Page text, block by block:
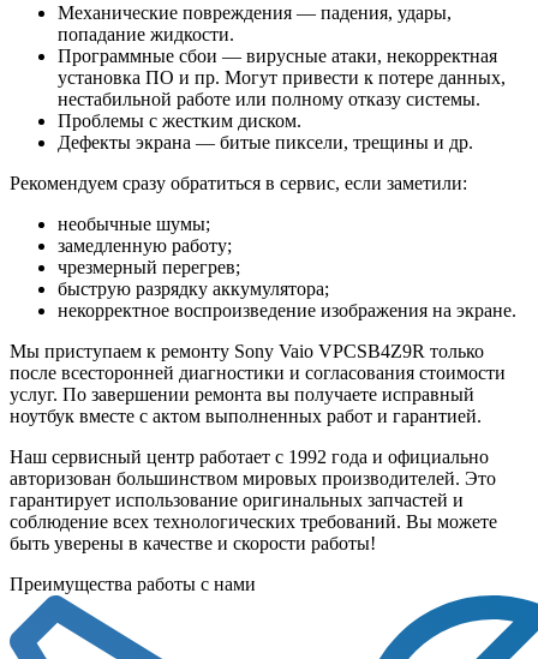
Механические повреждения — падения, удары,
попадание жидкости.
Программные сбои — вирусные атаки, некорректная
установка ПО и пр. Могут привести к потере данных,
нестабильной работе или полному отказу системы.
Проблемы с жестким диском.
Дефекты экрана — битые пиксели, трещины и др.
Рекомендуем сразу обратиться в сервис, если заметили:
необычные шумы;
замедленную работу;
чрезмерный перегрев;
быструю разрядку аккумулятора;
некорректное воспроизведение изображения на экране.
Мы приступаем к ремонту Sony Vaio VPCSB4Z9R только
после всесторонней диагностики и согласования стоимости
услуг. По завершении ремонта вы получаете исправный
ноутбук вместе с актом выполненных работ и гарантией.
Наш сервисный центр работает с 1992 года и официально
авторизован большинством мировых производителей. Это
гарантирует использование оригинальных запчастей и
соблюдение всех технологических требований. Вы можете
быть уверены в качестве и скорости работы!
Преимущества работы с нами